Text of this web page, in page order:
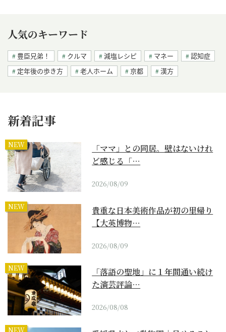
人気のキーワード
豊臣兄弟！ クルマ 減塩レシピ マネー
認知症
定年後の歩き方
老人ホーム 京都 漢方
新着記事
NEW
「ママ」との同居。壁はないけれ
ど感じる「…
2026/08/09
NEW
貴重な日本美術作品が初の里帰り
【大英博物…
2026/08/09
NEW
「落語の聖地」に１年間通い続け
た演芸評論…
2026/08/08
NEW